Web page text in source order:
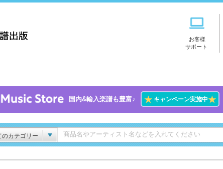
お客様
サポート
国内&輸入楽譜も豊富♪ ★キャンペーン実施中★
のカテゴリー